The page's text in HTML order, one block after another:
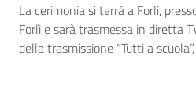
La cerimonia si terrà a Forlì,
Forlì e sarà trasmessa in diretta
della trasmissione “Tutti a